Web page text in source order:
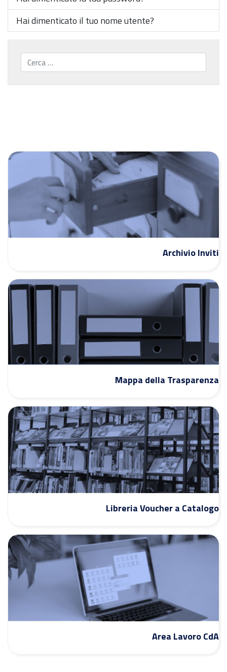
Hai dimenticato il tuo nome utente?
Cerca...
Archivio Inviti
Mappa della Trasparenza
Libreria Voucher a Catalogo
Area Lavoro CdA